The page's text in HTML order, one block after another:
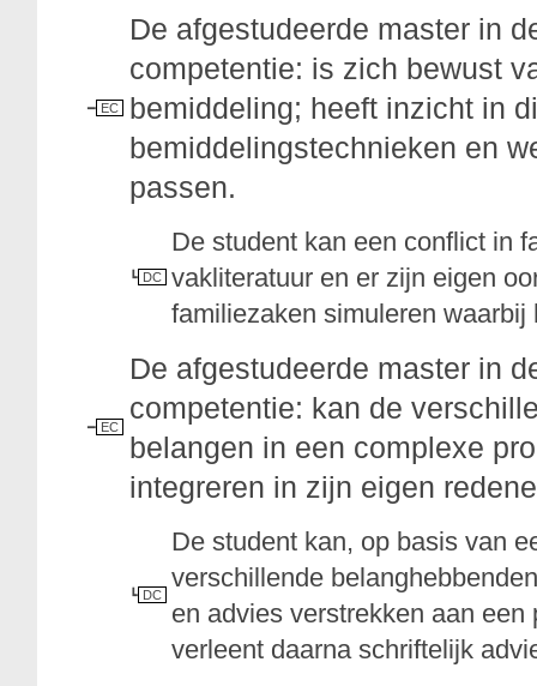
EC
De afgestudeerde master in
competentie: is zich bewust
bemiddeling; heeft inzicht in
bemiddelingstechnieken en
passen.
DC
De student kan een conflict in
vakliteratuur en er zijn eigen
familiezaken simuleren
EC
De afgestudeerde master in
competentie: kan de
belangen in een complexe
integreren in zijn eigen
DC
De student kan, op basis van
verschillende
en advies verstrekken aan
verleent daarna schriftelijk